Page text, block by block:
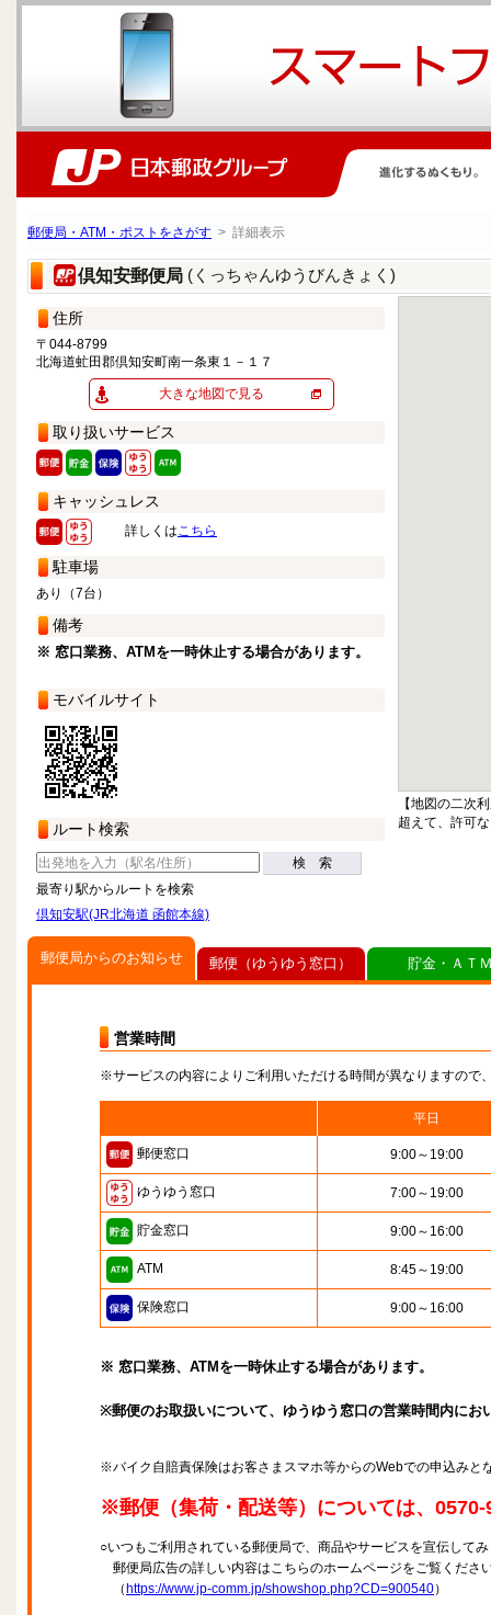
郵便局・ATM・ポストをさがす > 詳細表示
倶知安郵便局 (くっちゃんゆうびんきょく)
住所
〒044-8799
北海道虻田郡倶知安町南一条東１－１７
大きな地図で見る
取り扱いサービス
キャッシュレス
詳しくはこちら
駐車場
あり（7台）
備考
※ 窓口業務、ATMを一時休止する場合があります。
モバイルサイト
ルート検索
検 索
最寄り駅からルートを検索
倶知安駅(JR北海道 函館本線)
【地図の二次
超えて、許可
郵便局からのお知らせ
営業時間
※サービスの内容によりご利用いただける時間が異なりますので
平日
郵便窓口 9:00～19:00
ゆうゆう窓口 7:00～19:00
貯金窓口 9:00～16:00
ATM 8:45～19:00
保険窓口 9:00～16:00
※ 窓口業務、ATMを一時休止する場合があります。
※郵便のお取扱いについて、ゆうゆう窓口の営業時間内に
※バイク自賠責保険はお客さまスマホ等からのWebでの申込みと
※郵便（集荷・配送等）については、
○いつもご利用されている郵便局で、商品やサービスを宣伝して
郵便局広告の詳しい内容はこちらのホームページをご覧くださ
（ https://www.jp-comm.jp/showshop.php?CD=900540）
郵便（ゆうゆう窓口） 貯金・ＡＴ